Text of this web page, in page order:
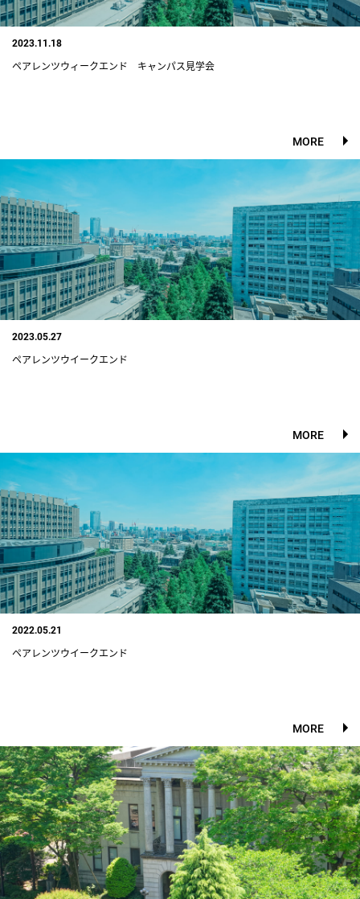
2023.11.18
ペアレンツウィークエンド キャンパス見学会
MORE
2023.05.27
ペアレンツウイークエンド
MORE
2022.05.21
ペアレンツウイークエンド
MORE